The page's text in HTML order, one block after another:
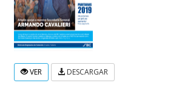
VER DESCARGAR